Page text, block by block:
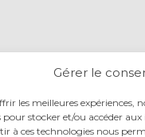
Gérer le
les meilleures expériences,
pour stocker et/ou accéder
à ces technologies nous